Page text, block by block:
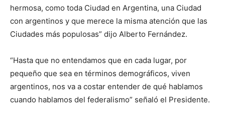
hermosa, como toda Ciudad en Argentina, una Ciudad
con argentinos y que merece la misma atención que las
Ciudades más populosas” dijo Alberto Fernández.
“Hasta que no entendamos que en cada lugar, por
pequeño que sea en términos demográficos, viven
argentinos, nos va a costar entender de qué hablamos
cuando hablamos del federalismo” señaló el Presidente.